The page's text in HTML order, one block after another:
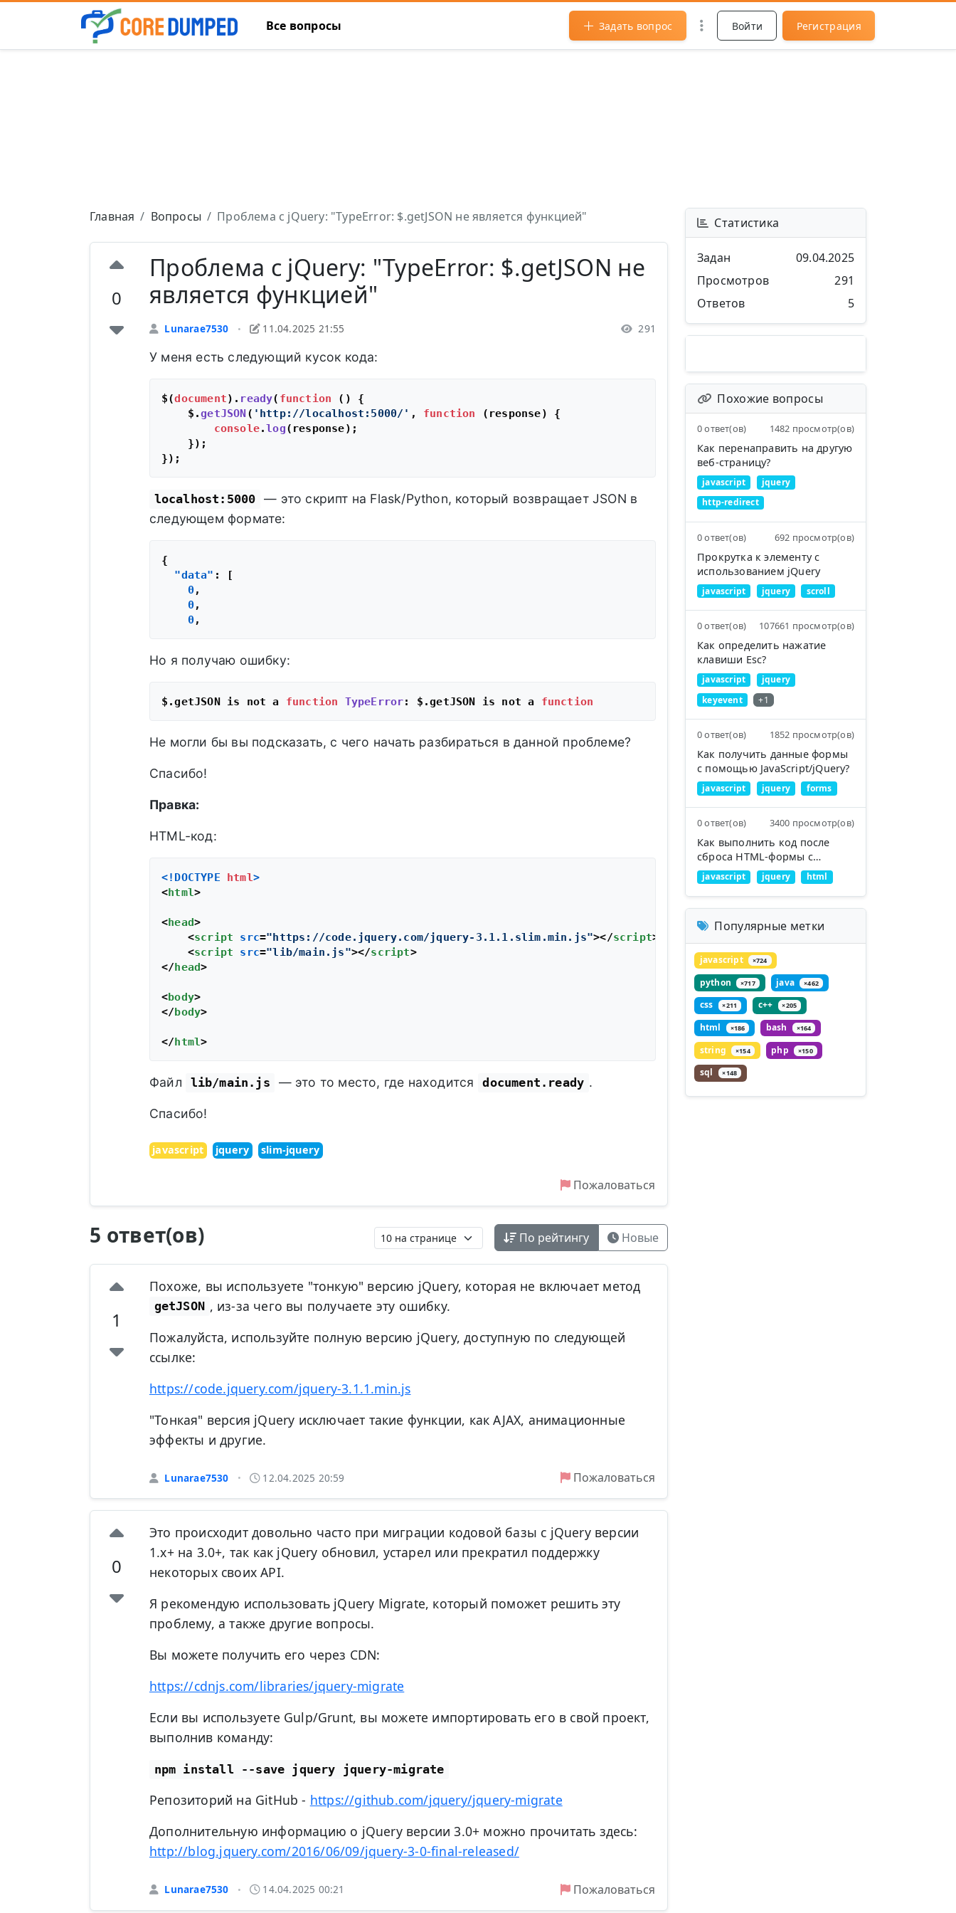
Все вопросы Задать вопрос Войти Регистрация
Главная Вопросы Проблема с jQuery: "TypeError: $.getJSON не является функцией"
0
Проблема с jQuery: "TypeError: $.getJSON не
является функцией"
Lunarae7530 • 11.04.2025 21:55 291
У меня есть следующий кусок кода:
$(document). ready( function ( ) {
    $.
getJSON( 'http://localhost:5000/' , function ( response) {
console.log(response);
    });
localhost:5000 — это скрипт на Flask/Python, который возвращает JSON в
следующем формате:
{
"data" :
[
0,
0,
0,
Но я получаю ошибку:
$.getJSON is not a function TypeError: $.getJSON is not a function
Не могли бы вы подсказать, с чего начать разбираться в данной проблеме?
Спасибо!
Правка:
HTML-код:
<!DOCTYPE html>
<html>
<head>
<script src="https://code.jquery.com/jquery-3.1.1.slim.min.js"></script>
<script src="lib/main.js"></script>
</head>
<body>
</body>
</html>
Файл lib/main.js — это то место, где находится document.ready .
Спасибо!
javascript jquery slim-jquery
Пожаловаться
5 ответ(ов) По рейтингу Новые
1
Похоже, вы используете "тонкую" версию jQuery, которая не включает метод
getJSON , из-за чего вы получаете эту ошибку.
Пожалуйста, используйте полную версию jQuery, доступную по следующей
ссылке:
https://code.jquery.com/jquery-3.1.1.min.js
"Тонкая" версия jQuery исключает такие функции, как AJAX, анимационные
эффекты и другие.
Lunarae7530 • 12.04.2025 20:59 Пожаловаться
0
Это происходит довольно часто при миграции кодовой базы с jQuery версии
1.x+ на 3.0+, так как jQuery обновил, устарел или прекратил поддержку
некоторых своих API.
Я рекомендую использовать jQuery Migrate, который поможет решить эту
проблему, а также другие вопросы.
Вы можете получить его через CDN:
https://cdnjs.com/libraries/jquery-migrate
Если вы используете Gulp/Grunt, вы можете импортировать его в свой проект,
выполнив команду:
npm install --save jquery jquery-migrate
Репозиторий на GitHub - https://github.com/jquery/jquery-migrate
Дополнительную информацию о jQuery версии 3.0+ можно прочитать здесь:
http://blog.jquery.com/2016/06/09/jquery-3-0-final-released/
Lunarae7530 • 14.04.2025 00:21 Пожаловаться
Статистика
Задан
09.04.2025
Просмотров
291
Ответов
5
Похожие вопросы
0 ответ(ов) 1482 просмотр(ов)
Как перенаправить на другую
веб-страницу?
javascript
jquery
http-redirect
0 ответ(ов) 692 просмотр(ов)
Прокрутка к элементу с
использованием jQuery
javascript jquery scroll
0 ответ(ов) 107661 просмотр(ов)
Как определить нажатие
клавиши Esc?
javascript
jquery
keyevent
+1
0 ответ(ов) 1852 просмотр(ов)
Как получить данные формы
с помощью JavaScript/jQuery?
javascript jquery forms
0 ответ(ов) 3400 просмотр(ов)
Как выполнить код после
сброса HTML-формы с
помощью jQuery?
javascript jquery html
Популярные метки
javascript ×724
python ×717 java ×462
css ×211 c++ ×205
html ×186 bash ×164
string ×154 php ×150
sql ×148